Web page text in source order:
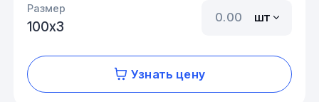
Размер
100х3
шт
Узнать цену